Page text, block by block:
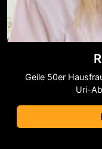
Geile 50er
Uri-